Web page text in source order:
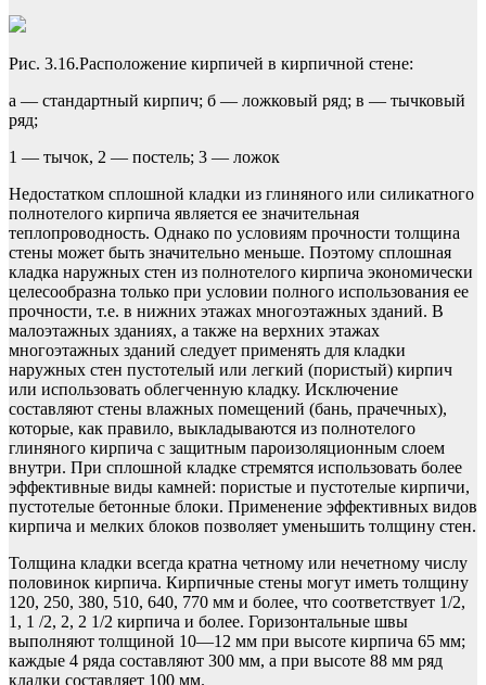
Рис. 3.16.Расположение кирпичей в кирпичной стене:
а — стандартный кирпич; б — ложковый ряд; в — тычковый
ряд;
1 — тычок, 2 — постель; 3 — ложок
Недостатком сплошной кладки из глиняного или силикатного
полнотелого кирпича является ее значительная
теплопроводность. Однако по условиям прочности толщина
стены может быть значи­тельно меньше. Поэтому сплошная
кладка наружных стен из пол­нотелого кирпича экономически
целесообразна только при условии полного использования ее
прочности, т.е. в нижних этажах много­этажных зданий. В
малоэтажных зданиях, а также на верхних эта­жах
многоэтажных зданий следует применять для кладки
наружных стен пустотелый или легкий (пористый) кирпич
или использовать облегченную кладку. Исключение
составляют стены влажных поме­щений (бань, прачечных),
которые, как правило, выкладываются из полнотелого
глиняного кирпича с защитным пароизоляционным слоем
внутри. При сплошной кладке стремятся использовать более
эффективные виды камней: пористые и пустотелые кирпичи,
пусто­телые бетонные блоки. Применение эффективных видов
кирпича и мелких блоков позволяет уменьшить толщину стен.
Толщина кладки всегда кратна четному или нечетному числу
половинок кирпича. Кирпичные стены могут иметь толщину
120, 250, 380, 510, 640, 770 мм и более, что соответствует 1/2,
1, 1 /2, 2, 2 1/2 кирпича и более. Горизонтальные швы
выполняют толщиной 10—12 мм при высоте кирпича 65 мм;
каждые 4 ряда составляют 300 мм, а при высоте 88 мм ряд
кладки составляет 100 мм.